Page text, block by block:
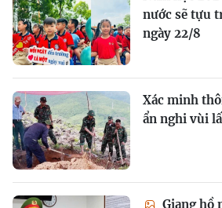
nước sẽ tựu
ngày 22/8
Xác minh
ẩn nghi vùi
Giang hồ